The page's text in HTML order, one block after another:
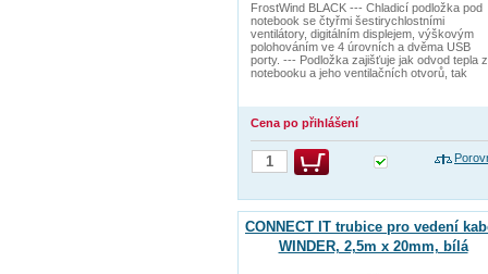
FrostWind BLACK --- Chladicí podložka pod
notebook se čtyřmi šestirychlostními
ventilátory, digitálním displejem, výškovým
polohováním ve 4 úrovních a dvěma USB
porty. --- Podložka zajišťuje jak odvod tepla z
notebooku a jeho ventilačních otvorů, tak
Cena po přihlášení
CONNECT IT trubice pro vedení
WINDER, 2,5m x 20mm, bílá